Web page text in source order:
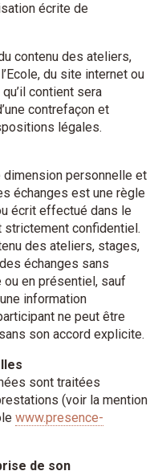
écrite de
contenu des ateliers,
du site internet ou
contient sera
contrefaçon et
légales.
dimension personnelle et
échanges est une règle
écrit effectué dans le
strictement confidentiel.
des ateliers, stages,
échanges sans
ou en présentiel, sauf
information
ne peut être
son accord explicite.
sont traitées
(voir la mention
www.presence-
de son